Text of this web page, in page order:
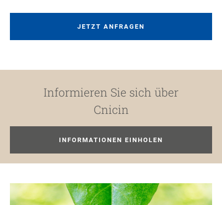
JETZT ANFRAGEN
Informieren Sie sich über
Cnicin
INFORMATIONEN EINHOLEN